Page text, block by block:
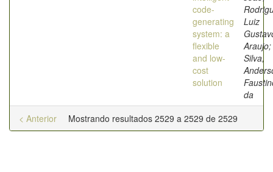
code-
generating
system: a
flexible
and low-
cost
solution
Luiz
Araujo;
Silva,
da
Mostrando resultados 2529 a 2529 de 2529
< Anterior